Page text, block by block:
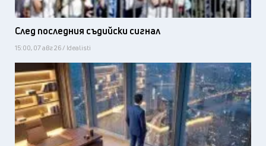
След последния съдийски сигнал
15:00, 07 авг 26 / Idealisti